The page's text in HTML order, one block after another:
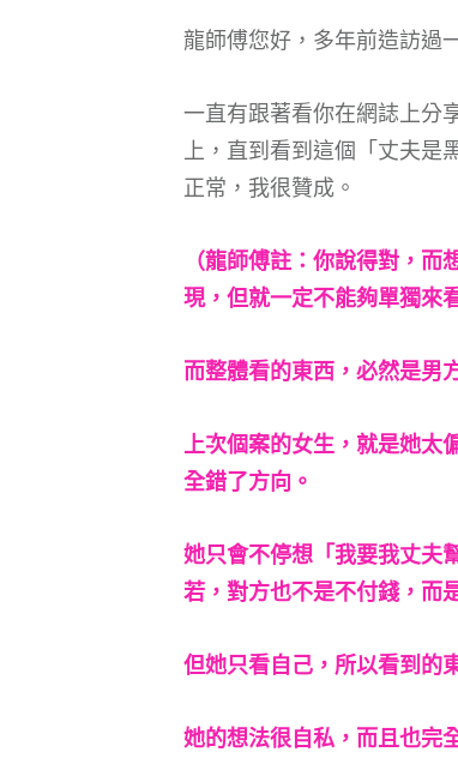
龍師傅您好，多年前造訪過
一直有跟著看你在網誌上分
上，直到看到這個「丈夫是
正常，我很贊成。
（龍師傅註：你說得對，
現，但就一定不能夠單獨來
而整體看的東西，必然是男
上次個案的女生，就是她太
全錯了方向。
她只會不停想「我要我丈夫
若，對方也不是不付錢，而
但她只看自己，所以看到的
她的想法很自私，而且也完